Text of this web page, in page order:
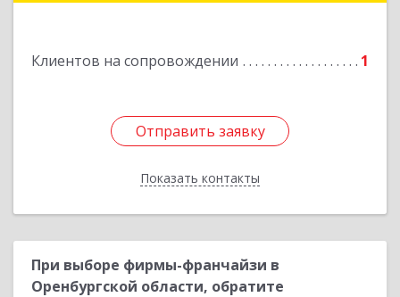
Клиентов на сопровождении 1
Отправить заявку
Показать контакты
Отправить заявку
Назад
При выборе фирмы-франчайзи в
Оренбургской области, обратите